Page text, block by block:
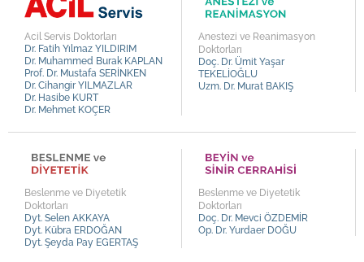
Kalp ve Damar Cerrahisi
Kardiyoloji
Kulak Burun Boğaz
Nöroloji
Ortopedi ve Travmatoloji
Plastik, Rekonstrüktif ve Estetik Cerrahi
Psikiyatri
Psikoloji
Radyoloji
Romatoloji
Tıbbi Onkoloji
Op. Dr. Durmuş Ali ÖZDEMİR
Op. Dr. Fatih Baki ÜLTAY
Op. Dr. Uğur KULALI
Op. Dr. Sami CEBELLİ
Op. Dr. Hasan KOYU
Op. Dr. Soner AKPINAR
Op. Dr. Gizem SARIİZ
Op. Dr. Özge BAL
Op. Dr. Semih MUN
Op. Dr. Serkan YURTSEVER
Op. Dr. Melih ÜSTEL
Acil Servis Doktorları
Dr. Fatih Yılmaz YILDIRIM
Dr. Muhammed Burak KAPLAN
Prof. Dr. Mustafa SERİNKEN
Dr. Cihangir YILMAZLAR
Dr. Hasibe KURT
Dr. Mehmet KOÇER
Anestezi ve Reanimasyon
Doktorları
Doç. Dr. Ümit Yaşar
TEKELİOĞLU
Uzm. Dr. Murat BAKIŞ
Beslenme ve Diyetetik
Doktorları
Dyt. Selen AKKAYA
Dyt. Kübra ERDOĞAN
Dyt. Şeyda Pay EGERTAŞ
Beslenme ve Diyetetik
Doktorları
Doç. Dr. Mevci ÖZDEMİR
Op. Dr. Yurdaer DOĞU